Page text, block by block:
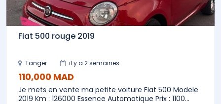
Fiat 500 rouge 2019
Tanger il y a 2 semaines
110,000 MAD
Je mets en vente ma petite voiture Fiat 500 Modele
2019 Km : 126000 Essence Automatique Prix : 1100...